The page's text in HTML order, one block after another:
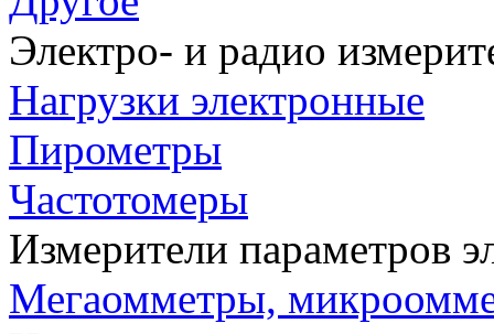
Электро- и радио
Нагрузки электронные
Пирометры
Частотомеры
Измерители параметров
Мегаомметры,